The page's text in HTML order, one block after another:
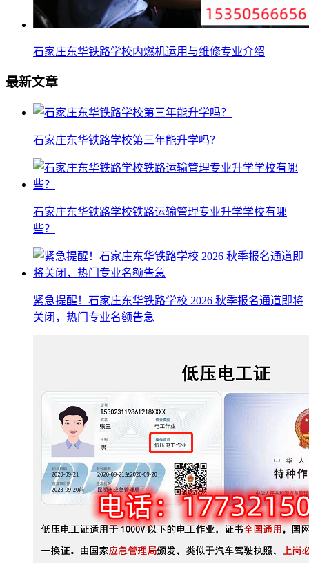
石家庄东华铁路学校内燃机运用与维修专业介绍
最新文章
石家庄东华铁路学校第三年能升学吗？
石家庄东华铁路学校铁路运输管理专业升学学校有哪
些？
紧急提醒！石家庄东华铁路学校 2026 秋季报名通道即将
关闭，热门专业名额告急